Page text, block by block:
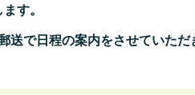
す。
送で日程の案内をさせていた